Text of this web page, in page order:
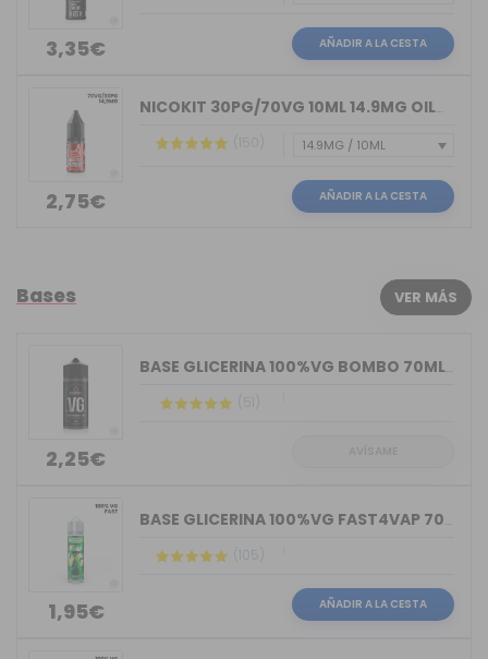
3,35€ AÑADIR A LA CESTA
2,75€
NICOKIT 30PG/70VG 10ML 14.9MG OIL4VAP
(150)
AÑADIR A LA CESTA
Bases VER MÁS
2,25€
BASE GLICERINA 100%VG BOMBO 70ML (BOT...
(51)
1,95€
BASE GLICERINA 100%VG FAST4VAP 70ML O...
(105)
AÑADIR A LA CESTA